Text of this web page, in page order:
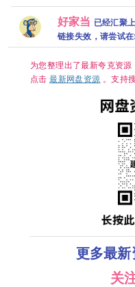
好家当 已经汇聚
链接失效，请尝试
为您整理出了最新夸克资
点击最新网盘资源 。支持
更多最
关